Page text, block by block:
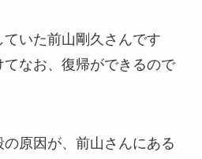
いた前山剛久さんです
なお、復帰ができるので
原因が、前山さんにある